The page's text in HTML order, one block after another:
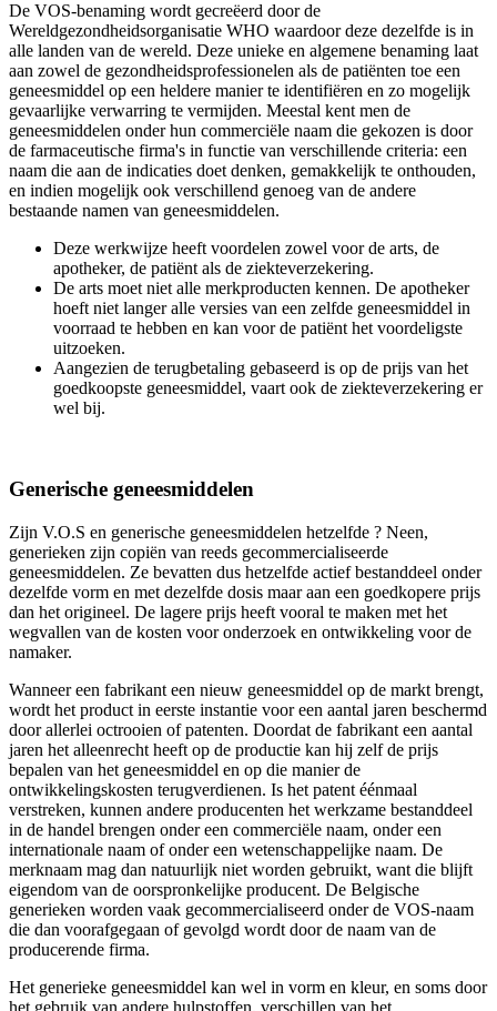
De VOS-benaming wordt gecreëerd door de
Wereldgezondheidsorganisatie WHO waardoor deze dezelfde is in
alle landen van de wereld. Deze unieke en algemene benaming laat
aan zowel de gezondheidsprofessionelen als de patiënten toe een
geneesmiddel op een heldere manier te identifiëren en zo mogelijk
gevaarlijke verwarring te vermijden. Meestal kent men de
geneesmiddelen onder hun commerciële naam die gekozen is door
de farmaceutische firma's in functie van verschillende criteria: een
naam die aan de indicaties doet denken, gemakkelijk te onthouden,
en indien mogelijk ook verschillend genoeg van de andere
bestaande namen van geneesmiddelen.
Deze werkwijze heeft voordelen zowel voor de arts, de
apotheker, de patiënt als de ziekteverzekering.
De arts moet niet alle merkproducten kennen. De apotheker
hoeft niet langer alle versies van een zelfde geneesmiddel in
voorraad te hebben en kan voor de patiënt het voordeligste
uitzoeken.
Aangezien de terugbetaling gebaseerd is op de prijs van het
goedkoopste geneesmiddel, vaart ook de ziekteverzekering er
wel bij.
Generische geneesmiddelen
Zijn V.O.S en generische geneesmiddelen hetzelfde ? Neen,
generieken zijn copiën van reeds gecommercialiseerde
geneesmiddelen. Ze bevatten dus hetzelfde actief bestanddeel onder
dezelfde vorm en met dezelfde dosis maar aan een goedkopere prijs
dan het origineel. De lagere prijs heeft vooral te maken met het
wegvallen van de kosten voor onderzoek en ontwikkeling voor de
namaker.
Wanneer een fabrikant een nieuw geneesmiddel op de markt brengt,
wordt het product in eerste instantie voor een aantal jaren beschermd
door allerlei octrooien of patenten. Doordat de fabrikant een aantal
jaren het alleenrecht heeft op de productie kan hij zelf de prijs
bepalen van het geneesmiddel en op die manier de
ontwikkelingskosten terugverdienen. Is het patent éénmaal
verstreken, kunnen andere producenten het werkzame bestanddeel
in de handel brengen onder een commerciële naam, onder een
internationale naam of onder een wetenschappelijke naam. De
merknaam mag dan natuurlijk niet worden gebruikt, want die blijft
eigendom van de oorspronkelijke producent. De Belgische
generieken worden vaak gecommercialiseerd onder de VOS-naam
die dan voorafgegaan of gevolgd wordt door de naam van de
producerende firma.
Het generieke geneesmiddel kan wel in vorm en kleur, en soms door
het gebruik van andere hulpstoffen, verschillen van het